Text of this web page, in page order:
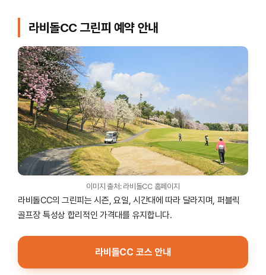
라비돌CC 그린피 예약 안내
이미지 출처: 라비돌CC 홈페이지
라비돌CC의 그린피는 시즌, 요일, 시간대에 따라 달라지며, 퍼블릭
골프장 특성상 합리적인 가격대를 유지합니다.
라비돌CC 코스 안내